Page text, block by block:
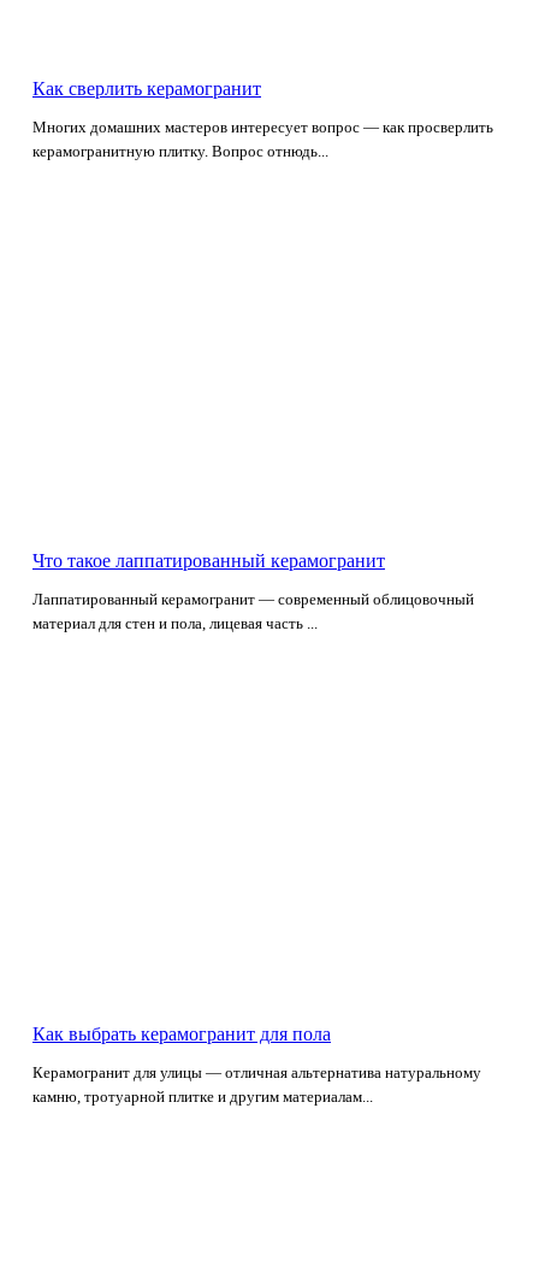
Как сверлить керамогранит
Многих домашних мастеров интересует вопрос — как просверлить
керамогранитную плитку. Вопрос отнюдь...
Что такое лаппатированный керамогранит
Лаппатированный керамогранит — современный облицовочный
материал для стен и пола, лицевая часть ...
Как выбрать керамогранит для пола
Керамогранит для улицы — отличная альтернатива натуральному
камню, тротуарной плитке и другим материалам...